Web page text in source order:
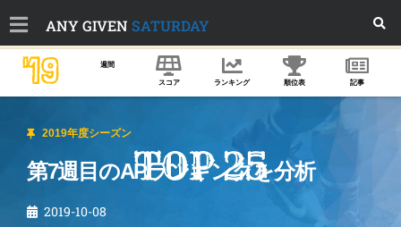
ANY GIVEN SATURDAY
'19 週間
スコア ランキング 順位表 記事
2019年度シーズン
第7週目のAPランキングを分析
2019-10-08